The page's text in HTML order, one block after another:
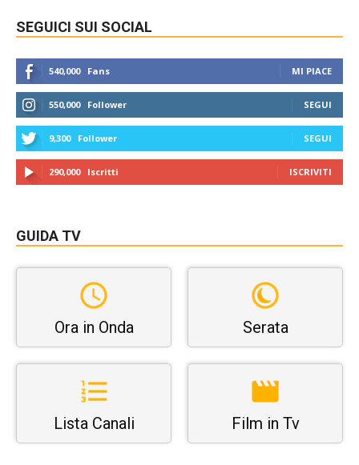
SEGUICI SUI SOCIAL
540,000 Fans MI PIACE
550,000 Follower SEGUI
9,300 Follower SEGUI
290,000 Iscritti ISCRIVITI
GUIDA TV
Ora in Onda Serata
Lista Canali Film in Tv